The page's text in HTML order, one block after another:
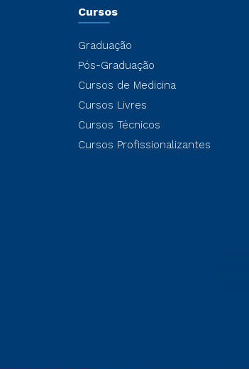
Cursos
Graduação
Pós-Graduação
Cursos de Medicina
Cursos Livres
Cursos Técnicos
Cursos Profissionalizantes